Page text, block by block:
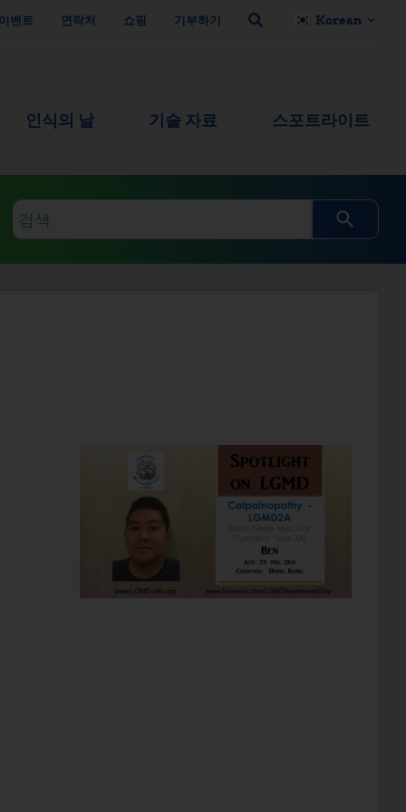
이벤트 연락처 쇼핑 기부하기 Korean
인식의 날 기술 자료 스포트라이트
검
색
쿼